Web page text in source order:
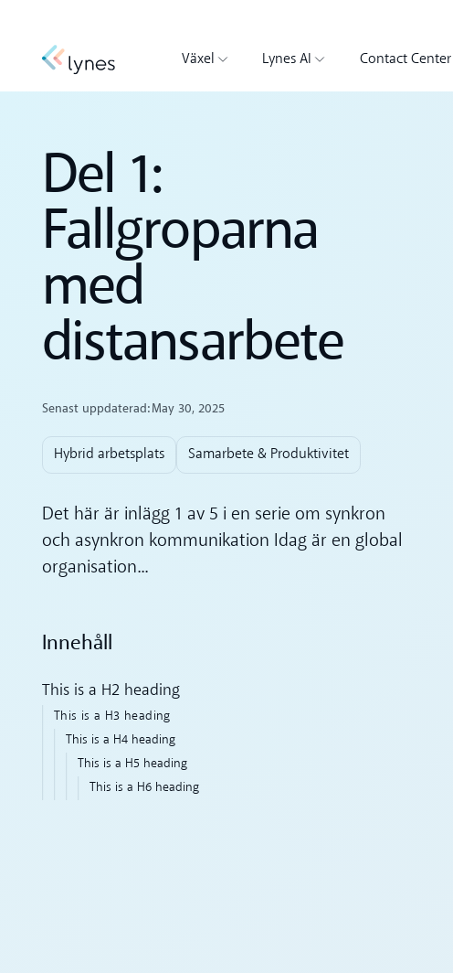
Växel Lynes AI Contact Center
Del 1:
Fallgroparna
med
distansarbete
Senast uppdaterad:May 30, 2025
Hybrid arbetsplats Samarbete & Produktivitet
Det här är inlägg 1 av 5 i en serie om synkron
och asynkron kommunikation Idag är en global
organisation...
Innehåll
This is a H2 heading
This is a H3 heading
This is a H4 heading
This is a H5 heading
This is a H6 heading